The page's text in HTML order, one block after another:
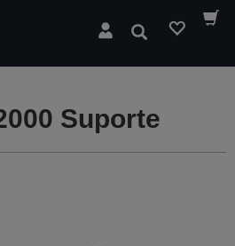
Pesquisar
Suporte